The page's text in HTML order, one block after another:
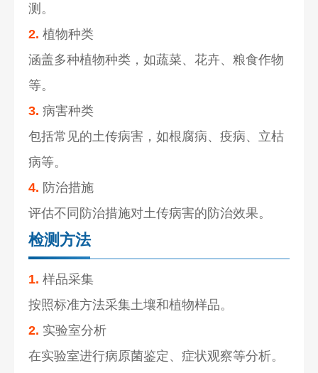
测。
2. 植物种类
涵盖多种植物种类，如蔬菜、花卉、粮食作物
等。
3. 病害种类
包括常见的土传病害，如根腐病、疫病、立枯
病等。
4. 防治措施
评估不同防治措施对土传病害的防治效果。
检测方法
1. 样品采集
按照标准方法采集土壤和植物样品。
2. 实验室分析
在实验室进行病原菌鉴定、症状观察等分析。